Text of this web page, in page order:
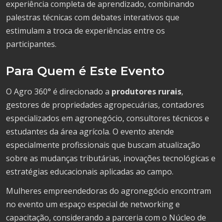
experiência completa de aprendizado, combinando
palestras técnicas com debates interativos que
estimulam a troca de experiências entre os
participantes.
Para Quem é Este Evento
O Agro 360° é direcionado a produtores rurais,
gestores de propriedades agropecuárias, contadores
especializados em agronegócio, consultores técnicos e
estudantes da área agrícola. O evento atende
especialmente profissionais que buscam atualização
sobre as mudanças tributárias, inovações tecnológicas e
estratégias educacionais aplicadas ao campo.
Mulheres empreendedoras do agronegócio encontram
no evento um espaço especial de networking e
capacitação, considerando a parceria com o Núcleo de